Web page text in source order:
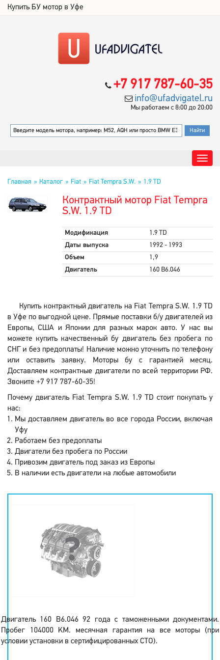
Купить БУ мотор в Уфе
+7 917 787-60-35
info@ufadvigatel.ru
Мы работаем с 8:00 до 20:00
Главная Каталог Fiat Fiat Tempra S.W. 1.9 TD
Контрактный мотор Fiat Tempra
S.W. 1.9 TD
Модификация
1.9 TD
Даты выпуска
1992 - 1993
Объем
1,9
Двигатель
160 B6.046
Купить контрактный двигатель на Fiat Tempra S.W. 1.9 TD
в Уфе по выгодной цене. Прямые поставки б/у двигателей из
Европы, США и Японии для разных марок авто. У нас вы
можете купить качественный бу двигатель без пробега по
СНГ и без предоплаты! Наличие можно уточнить по телефону
или оставить заявку. Моторы бу с гарантией месяц.
Доставляем контрактные двигатели по всей территории РФ.
Звоните +7 917 787-60-35!
Почему двигатель Fiat Tempra S.W. 1.9 TD стоит покупать у
нас:
Мы доставляем двигатель во все города России, включая
Уфу
Работаем без предоплаты
Двигатели без пробега по России
Привозим двигатель под заказ из Европы
В наличии есть двигатели на любые автомобили
Двигатель 160 B6.046 92 года с таможенными документами.
Пробег 104000 KM. месячная гарантия на все моторы (при
условии установки в сертифицированных СТО).